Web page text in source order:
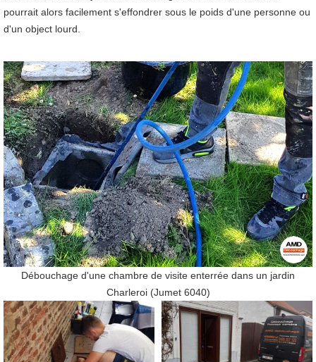
pourrait alors facilement s'effondrer sous le poids d'une personne ou
d'un object lourd.
Débouchage d'une chambre de visite enterrée dans un jardin
Charleroi (Jumet 6040)